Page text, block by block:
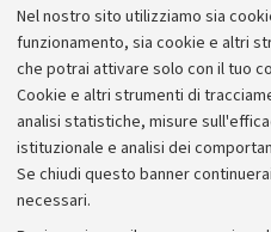
Nel nostro sito utilizziamo sia
funzionamento, sia cookie e altri
che potrai attivare solo con il tuo
Cookie e altri strumenti di
analisi statistiche, misure
istituzionale e analisi dei
Se chiudi questo banner
necessari.
Alumni
Piano